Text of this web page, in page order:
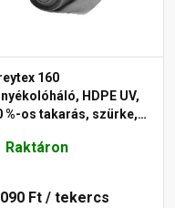
160
HDPE UV,
%-os takarás, szürke,
Raktáron
Ft / tekercs